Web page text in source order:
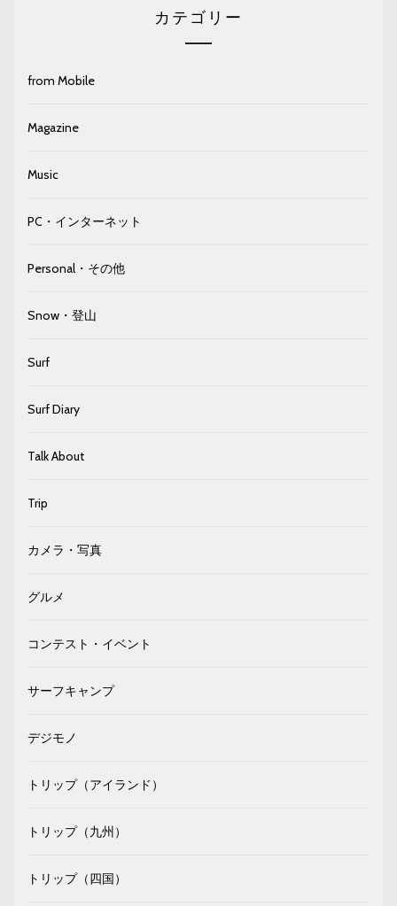
カテゴリー
from Mobile
Magazine
Music
PC・インターネット
Personal・その他
Snow・登山
Surf
Surf Diary
Talk About
Trip
カメラ・写真
グルメ
コンテスト・イベント
サーフキャンプ
デジモノ
トリップ（アイランド）
トリップ（九州）
トリップ（四国）